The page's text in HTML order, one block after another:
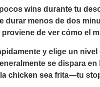
wins durante tu
durar menos de dos
de ver cómo el
y elige un
se dispara
chicken sea frita—tu